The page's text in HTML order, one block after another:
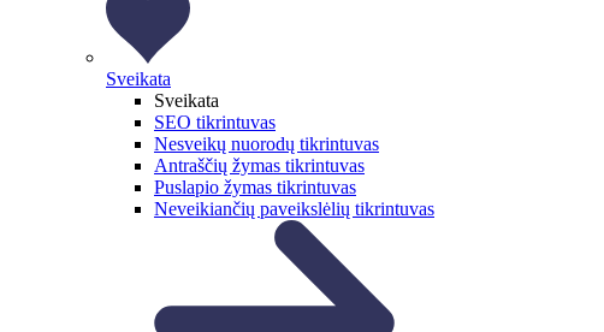
Sveikata
Sveikata
SEO tikrintuvas
Nesveikų nuorodų tikrintuvas
Antraščių žymas tikrintuvas
Puslapio žymas tikrintuvas
Neveikiančių paveikslėlių tikrintuvas